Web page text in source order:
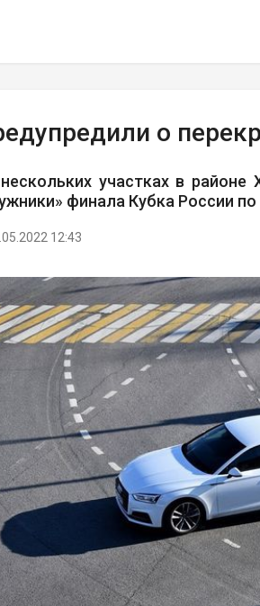
о
участках в
финала Кубка России
12:43